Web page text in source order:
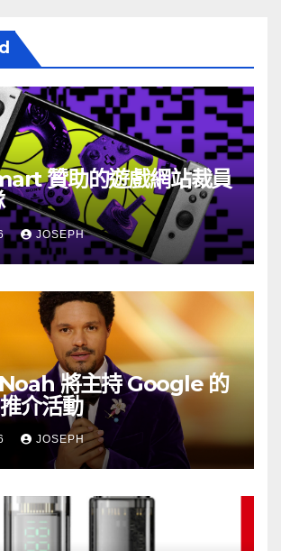
贊助的遊戲網站裁員
JOSEPH
將主持 Google 的
介活動
JOSEPH